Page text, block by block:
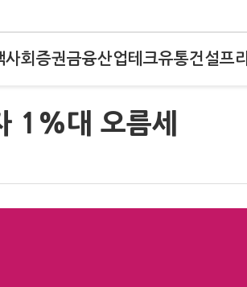
사회 증권금융산업테크유통건설프
1%대 오름세